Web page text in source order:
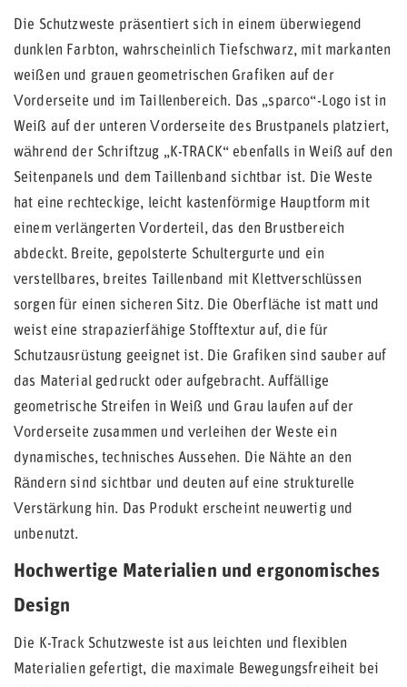
Die Schutzweste präsentiert sich in einem überwiegend
dunklen Farbton, wahrscheinlich Tiefschwarz, mit markanten
weißen und grauen geometrischen Grafiken auf der
Vorderseite und im Taillenbereich. Das „sparco“-Logo ist in
Weiß auf der unteren Vorderseite des Brustpanels platziert,
während der Schriftzug „K-TRACK“ ebenfalls in Weiß auf den
Seitenpanels und dem Taillenband sichtbar ist. Die Weste
hat eine rechteckige, leicht kastenförmige Hauptform mit
einem verlängerten Vorderteil, das den Brustbereich
abdeckt. Breite, gepolsterte Schultergurte und ein
verstellbares, breites Taillenband mit Klettverschlüssen
sorgen für einen sicheren Sitz. Die Oberfläche ist matt und
weist eine strapazierfähige Stofftextur auf, die für
Schutzausrüstung geeignet ist. Die Grafiken sind sauber auf
das Material gedruckt oder aufgebracht. Auffällige
geometrische Streifen in Weiß und Grau laufen auf der
Vorderseite zusammen und verleihen der Weste ein
dynamisches, technisches Aussehen. Die Nähte an den
Rändern sind sichtbar und deuten auf eine strukturelle
Verstärkung hin. Das Produkt erscheint neuwertig und
unbenutzt.
Hochwertige Materialien und ergonomisches
Design
Die K-Track Schutzweste ist aus leichten und flexiblen
Materialien gefertigt, die maximale Bewegungsfreiheit bei